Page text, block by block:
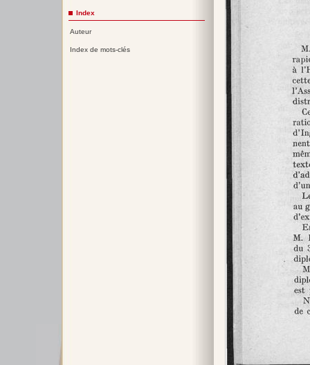
Index
Auteur
Index de mots-clés